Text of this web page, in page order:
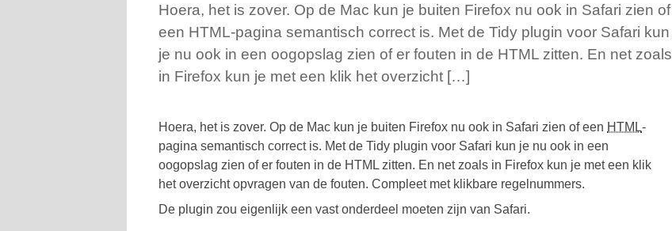
Hoera, het is zover. Op de Mac kun je buiten Firefox nu ook in Safari zien of
een HTML-pagina semantisch correct is. Met de Tidy plugin voor Safari kun
je nu ook in een oogopslag zien of er fouten in de HTML zitten. En net zoals
in Firefox kun je met een klik het overzicht […]
Hoera, het is zover. Op de Mac kun je buiten Firefox nu ook in Safari zien of een HTML-
pagina semantisch correct is. Met de Tidy plugin voor Safari kun je nu ook in een
oogopslag zien of er fouten in de HTML zitten. En net zoals in Firefox kun je met een klik
het overzicht opvragen van de fouten. Compleet met klikbare regelnummers.
De plugin zou eigenlijk een vast onderdeel moeten zijn van Safari.